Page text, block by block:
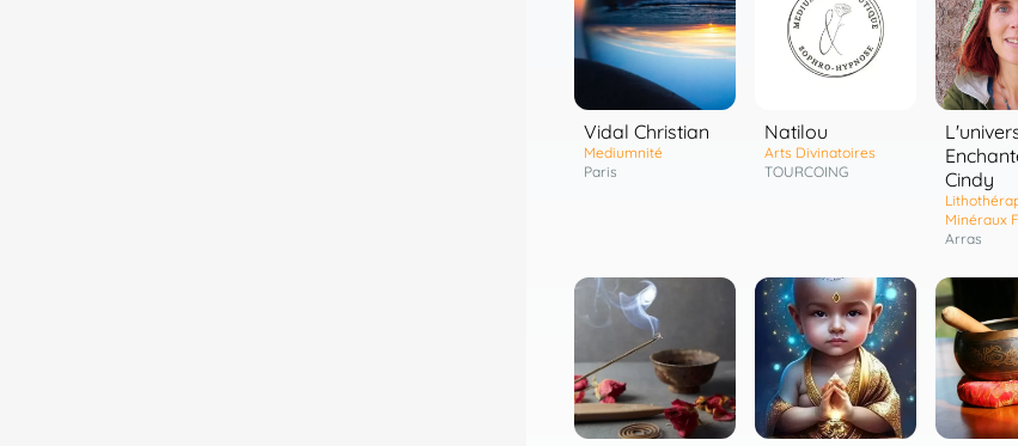
Vidal Christian
Mediumnité
Paris
Natilou
Arts Divinatoires
TOURCOING
Cindy
Minéraux
Arras